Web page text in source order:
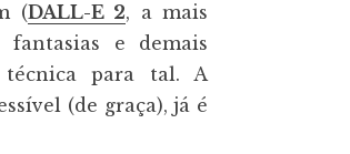
(DALL-E 2, a mais
fantasias e demais
para tal. A
(de graça), já é